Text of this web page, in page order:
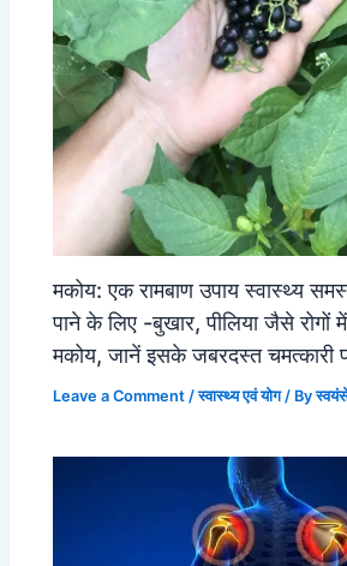
मकोय: एक रामबाण उपाय स्वास्थ्य
पाने के लिए -बुखार, पीलिया जैसे रोगों
मकोय, जानें इसके जबरदस्त चमत्कारी
Leave a Comment /स्वास्थ्य एवं योग/ By